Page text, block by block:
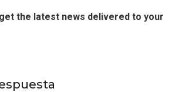
the latest news delivered to your